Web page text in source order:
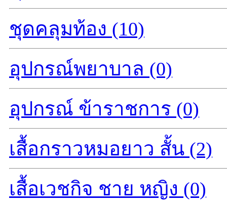
ชุดคลุมท้อง (10)
อุปกรณ์พยาบาล (0)
อุปกรณ์ ข้าราชการ (0)
เสื้อกราวหมอยาว สั้น (2)
เสื้อเวชกิจ ชาย หญิง (0)